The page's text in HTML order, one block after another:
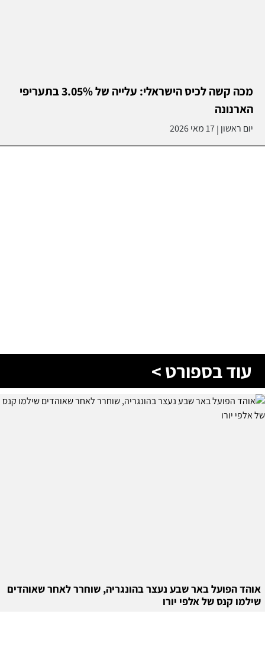
מכה קשה לכיס הישראלי: עלייה של 3.05% בתעריפי
הארנונה
יום ראשון |17 מאי 2026
עוד בספורט >
אוהד הפועל באר שבע נעצר בהונגריה, שוחרר לאחר שאוהדים
שילמו קנס של אלפי יורו